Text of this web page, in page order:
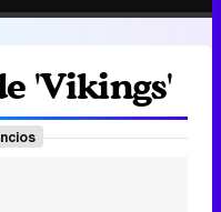
'Vikings'